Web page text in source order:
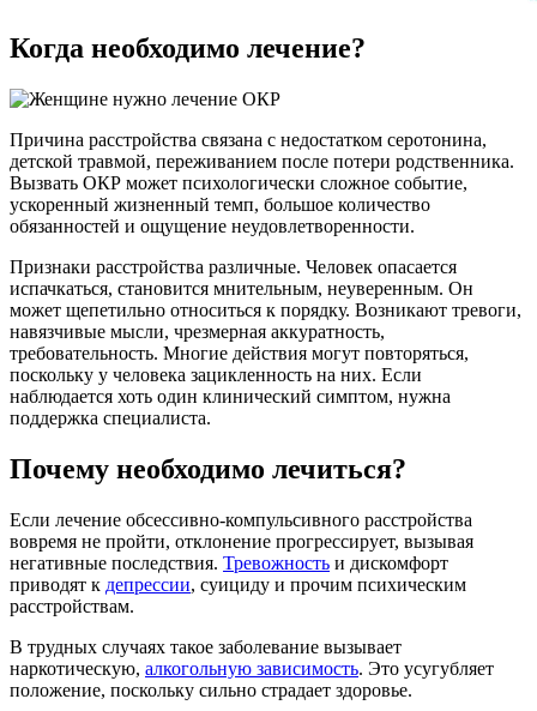
Когда необходимо лечение?
Причина расстройства связана с недостатком серотонина,
детской травмой, переживанием после потери родственника.
Вызвать ОКР может психологически сложное событие,
ускоренный жизненный темп, большое количество
обязанностей и ощущение неудовлетворенности.
Признаки расстройства различные. Человек опасается
испачкаться, становится мнительным, неуверенным. Он
может щепетильно относиться к порядку. Возникают тревоги,
навязчивые мысли, чрезмерная аккуратность,
требовательность. Многие действия могут повторяться,
поскольку у человека зацикленность на них. Если
наблюдается хоть один клинический симптом, нужна
поддержка специалиста.
Почему необходимо лечиться?
Если лечение обсессивно-компульсивного расстройства
вовремя не пройти, отклонение прогрессирует, вызывая
негативные последствия. Тревожность и дискомфорт
приводят к депрессии, суициду и прочим психическим
расстройствам.
В трудных случаях такое заболевание вызывает
наркотическую, алкогольную зависимость. Это усугубляет
положение, поскольку сильно страдает здоровье.